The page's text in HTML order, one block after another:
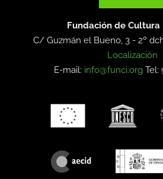
Fundación de Cultura
C/ Guzmán el Bueno, 3 - 2º
Localización
E-mail: info@funci.org Tel: